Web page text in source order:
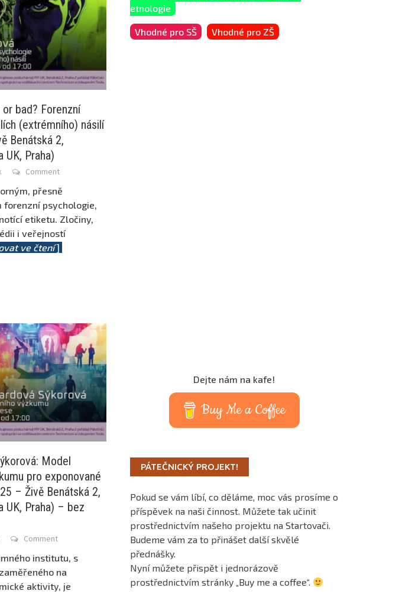
bad? Forenzní
(extrémního) násilí
Benátská 2,
UK, Praha)
Comment
přesně
psychologie,
etiketu. Zločiny,
i veřejností
ve čtení]
Model
pro exponované
– Živě Benátská 2,
UK, Praha) – bez
Comment
institutu, s
na
aktivity, je
etnologie
Vhodné pro SŠ Vhodné pro ZŠ
Dejte nám na kafe!
Buy Me a Coffee
PÁTEČNICKÝ PROJEKT!
Pokud se vám líbí, co děláme, moc vás prosíme o
příspěvek na naši činnost. Můžete tak učinit
prostřednictvím našeho projektu na Startovači.
Budeme vám za to přinášet další skvělé
přednášky.
Nyní můžete přispět i jednorázově
prostřednictvím stránky „Buy me a coffee“.